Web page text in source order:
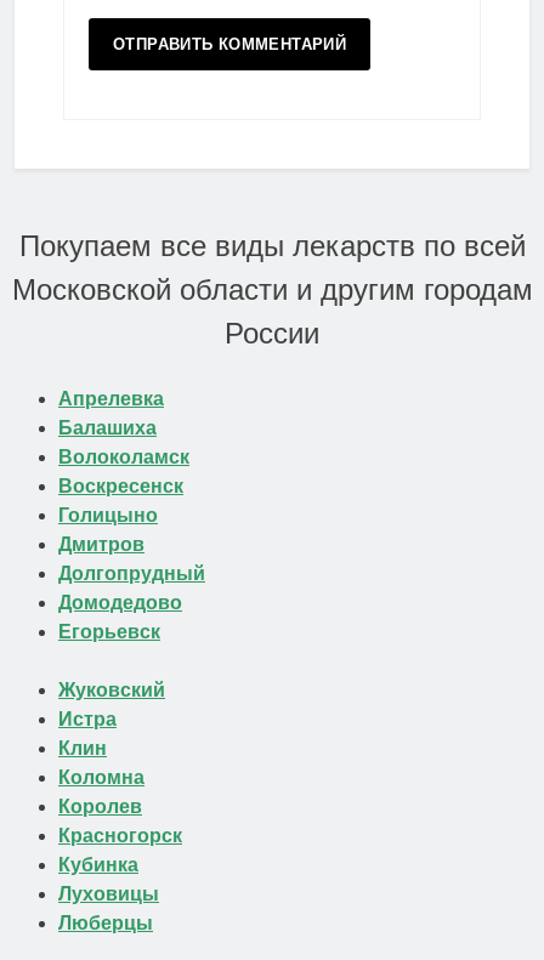
Покупаем все виды лекарств по всей
Московской области и другим городам
России
Апрелевка
Балашиха
Волоколамск
Воскресенск
Голицыно
Дмитров
Долгопрудный
Домодедово
Егорьевск
Жуковский
Истра
Клин
Коломна
Королев
Красногорск
Кубинка
Луховицы
Люберцы